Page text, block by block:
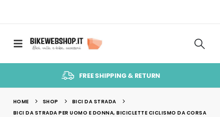
FREE SHIPPING & RETURN
HOME SHOP
BICI DA STRADA
BICI DA STRADA PER UOMO E DONNA, BICICLETTE CICLISMO DA CORSA